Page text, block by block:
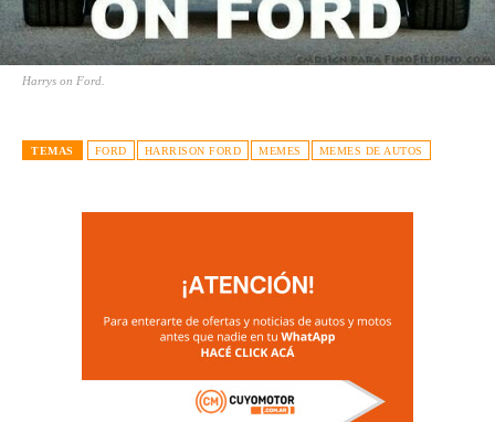
Harrys on Ford.
TEMAS FORD HARRISON FORD MEMES MEMES DE AUTOS